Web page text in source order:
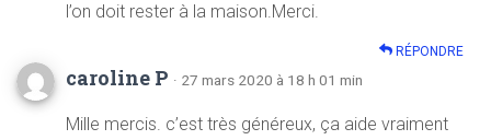
l’on doit rester à la maison.Merci.
RÉPONDRE
caroline P · 27 mars 2020 à 18 h 01 min
Mille mercis. c’est très généreux, ça aide vraiment